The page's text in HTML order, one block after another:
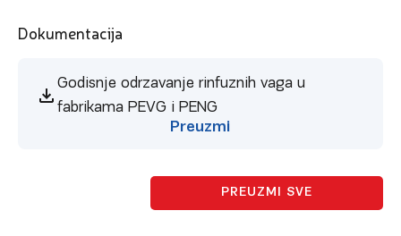
Dokumentacija
Godisnje odrzavanje rinfuznih vaga u
fabrikama PEVG i PENG
Preuzmi
PREUZMI SVE